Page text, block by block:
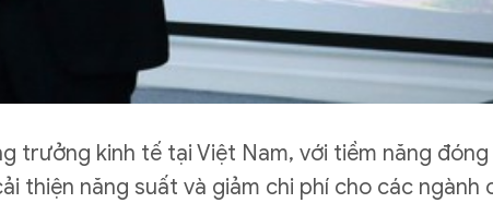
kinh tế tại Việt Nam, với tiềm năng đóng
thiện năng suất và giảm chi phí cho các